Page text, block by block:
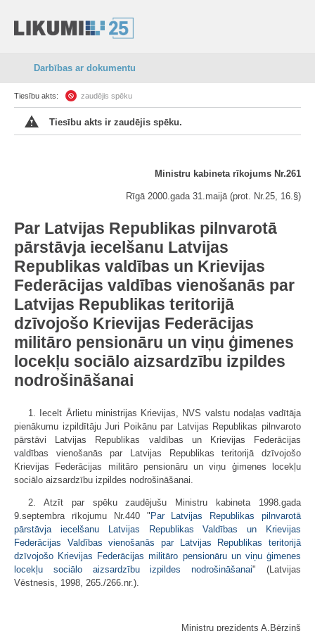
Darbības ar dokumentu
Tiesību akts: zaudējis spēku
Tiesību akts ir zaudējis spēku.
Ministru kabineta rīkojums Nr.261
Rīgā 2000.gada 31.maijā (prot. Nr.25, 16.§)
Par Latvijas Republikas pilnvarotā
pārstāvja iecelšanu Latvijas
Republikas valdības un Krievijas
Federācijas valdības vienošanās par
Latvijas Republikas teritorijā
dzīvojošo Krievijas Federācijas
militāro pensionāru un viņu ģimenes
locekļu sociālo aizsardzību izpildes
nodrošināšanai
1. Iecelt Ārlietu ministrijas Krievijas, NVS valstu nodaļas vadītāja
pienākumu izpildītāju Juri Poikānu par Latvijas Republikas pilnvaroto
pārstāvi Latvijas Republikas valdības un Krievijas Federācijas
valdības vienošanās par Latvijas Republikas teritorijā dzīvojošo
Krievijas Federācijas militāro pensionāru un viņu ģimenes locekļu
sociālo aizsardzību izpildes nodrošināšanai.
2. Atzīt par spēku zaudējušu Ministru kabineta 1998.gada
9.septembra rīkojumu Nr.440 " Par Latvijas Republikas pilnvarotā
pārstāvja iecelšanu Latvijas Republikas Valdības un Krievijas
Federācijas Valdības vienošanās par Latvijas Republikas teritorijā
dzīvojošo Krievijas Federācijas militāro pensionāru un viņu ģimenes
locekļu sociālo aizsardzību izpildes nodrošināšanai" (Latvijas
Vēstnesis, 1998, 265./266.nr.).
Ministru prezidents A.Bērziņš